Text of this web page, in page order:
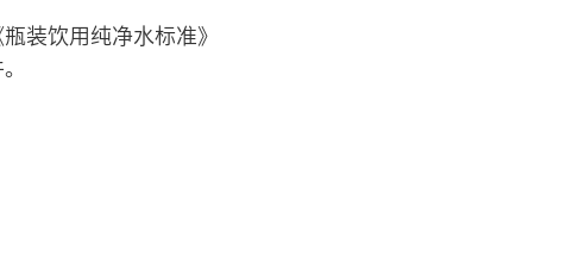
装饮用纯净水标准》